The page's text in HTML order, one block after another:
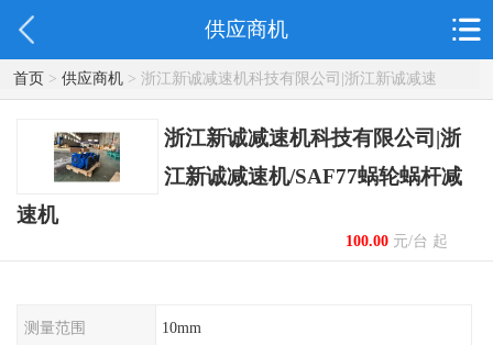
供应商机
首页> 供应商机> 浙江新诚减速机科技有限公司|浙江新诚减速
机/SAF77蜗轮蜗杆减速机
浙江新诚减速机科技有限公司|浙
江新诚减速机/SAF77蜗轮蜗杆减
速机
100.00元/台 起
测量范围 10mm